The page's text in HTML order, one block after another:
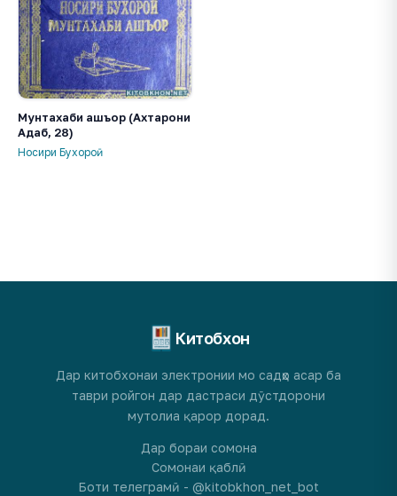
Мунтахаби ашъор (Ахтарони
Адаб, 28)
Носири Бухороӣ
Китобхон
Дар китобхонаи электронии мо садҳо асар ба
таври ройгон дар дастраси дӯстдорони
мутолиа қарор дорад.
Дар бораи сомона
Сомонаи қаблӣ
Боти телеграмӣ - @kitobkhon_net_bot